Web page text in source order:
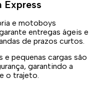
Express
entregas ágeis e
de prazos curtos.
garantindo a
o trajeto.